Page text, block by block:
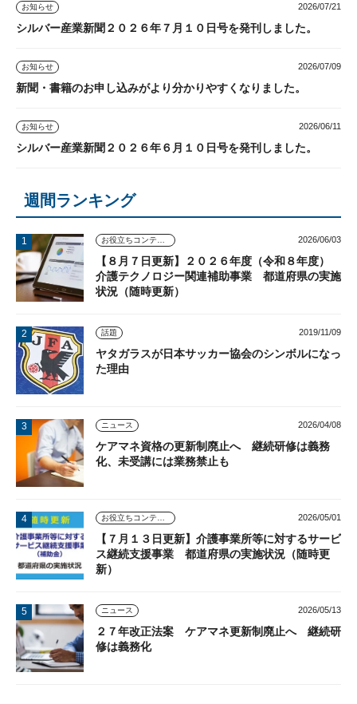
お知らせ 2026/07/21
シルバー産業新聞２０２６年７月１０日号を発刊しました。
お知らせ 2026/07/09
新聞・書籍のお申し込みがより分かりやすくなりました。
お知らせ 2026/06/11
シルバー産業新聞２０２６年６月１０日号を発刊しました。
週間ランキング
2026/06/03
【８月７日更新】２０２６年度（令和８年度）
介護テクノロジー関連補助事業 都道府県の実施
状況（随時更新）
話題 2019/11/09
ヤタガラスが日本サッカー協会のシンボルになっ
た理由
ニュース 2026/04/08
ケアマネ資格の更新制廃止へ 継続研修は義務
化、未受講には業務禁止も
2026/05/01
【７月１３日更新】介護事業所等に対するサービ
ス継続支援事業 都道府県の実施状況（随時更
新）
ニュース 2026/05/13
２７年改正法案 ケアマネ更新制廃止へ 継続研
修は義務化